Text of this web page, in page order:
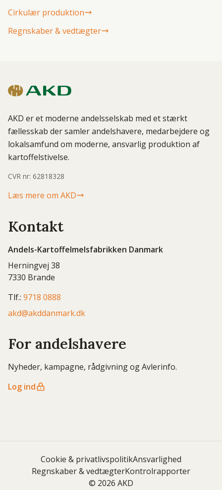
Cirkulær produktion
Regnskaber & vedtægter
AKD er et moderne andelsselskab med et stærkt
fællesskab der samler andelshavere, medarbejdere og
lokalsamfund om moderne, ansvarlig produktion af
kartoffelstivelse.
CVR nr: 62818328
Læs mere om AKD
Kontakt
Andels-Kartoffelmelsfabrikken Danmark
Herningvej 38
7330 Brande
Tlf.: 9718 0888
akd@akddanmark.dk
For andelshavere
Nyheder, kampagne, rådgivning og Avlerinfo.
Log ind
Cookie & privatlivspolitikAnsvarlighed
Regnskaber & vedtægterKontrolrapporter
© 2026 AKD